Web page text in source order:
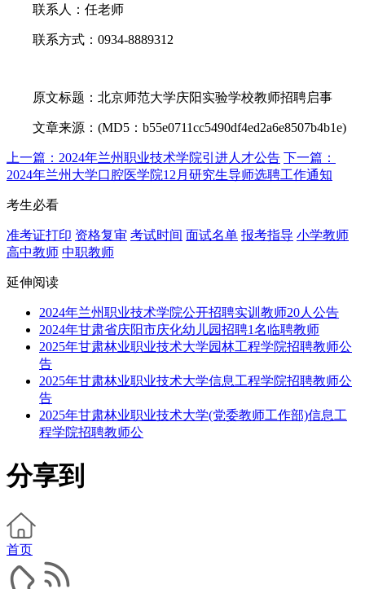
联系人：任老师
联系方式：0934-8889312
原文标题：北京师范大学庆阳实验学校教师招聘启事
文章来源：(MD5：b55e0711cc5490df4ed2a6e8507b4b1e)
上一篇：2024年兰州职业技术学院引进人才公告 下一篇：
2024年兰州大学口腔医学院12月研究生导师选聘工作通知
考生必看
准考证打印 资格复审 考试时间 面试名单 报考指导 小学教师
高中教师 中职教师
延伸阅读
2024年兰州职业技术学院公开招聘实训教师20人公告
2024年甘肃省庆阳市庆化幼儿园招聘1名临聘教师
2025年甘肃林业职业技术大学园林工程学院招聘教师公
告
2025年甘肃林业职业技术大学信息工程学院招聘教师公
告
2025年甘肃林业职业技术大学(党委教师工作部)信息工
程学院招聘教师公
分享到
首页